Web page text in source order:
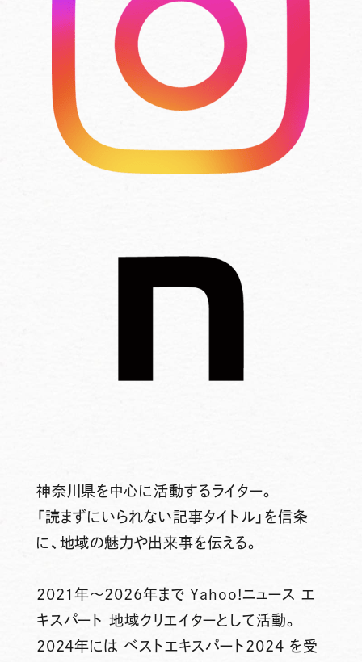
神奈川県を中心に活動するライター。
「読まずにいられない記事タイトル」を信条
に、地域の魅力や出来事を伝える。
2021年～2026年まで Yahoo!ニュース エ
キスパート 地域クリエイターとして活動。
2024年には ベストエキスパート2024 を受